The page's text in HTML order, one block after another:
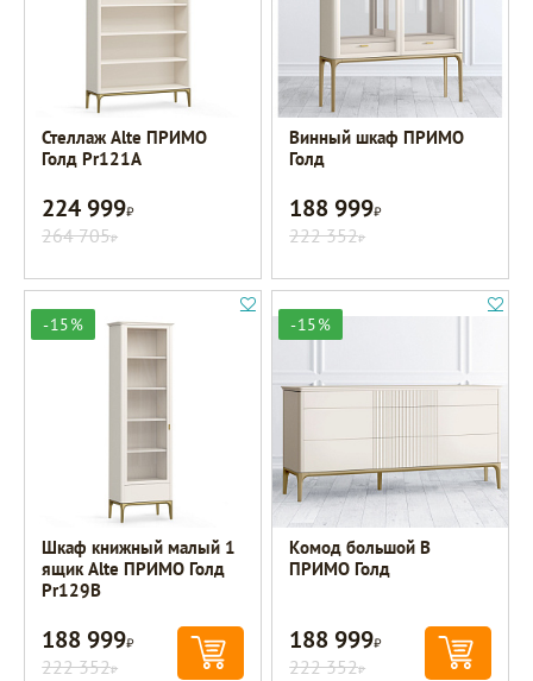
Стеллаж Alte ПРИМО
Голд Pr121A
224 999Р
264 705Р
Винный шкаф ПРИМО
Голд
188 999Р
222 352Р
-15%
Шкаф книжный малый 1
ящик Alte ПРИМО Голд
Pr129B
188 999Р
222 352Р
-15%
Комод большой B
ПРИМО Голд
188 999Р
222 352Р